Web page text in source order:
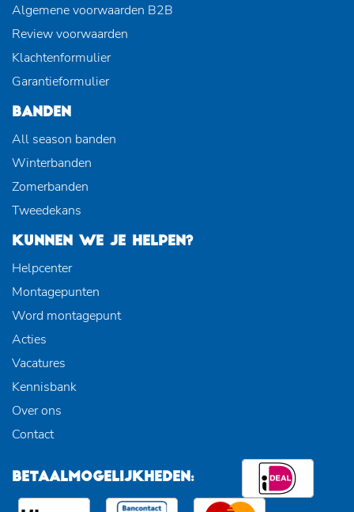
Algemene voorwaarden B2B
Review voorwaarden
Klachtenformulier
Garantieformulier
BANDEN
All season banden
Winterbanden
Zomerbanden
Tweedekans
KUNNEN WE JE HELPEN?
Helpcenter
Montagepunten
Word montagepunt
Acties
Vacatures
Kennisbank
Over ons
Contact
BETAALMOGELIJKHEDEN: